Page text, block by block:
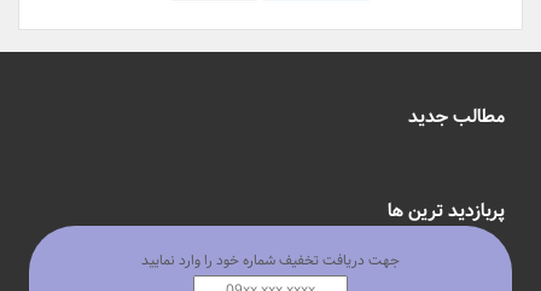
مطالب جدید
پربازدید ترین ها
جهت دریافت تخفیف شماره خود را وارد نمایید